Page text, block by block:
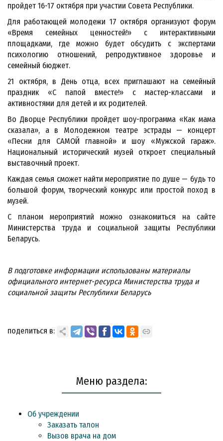
пройдет 16-17 октября при участии Совета Республики.
Для работающей молодежи 17 октября организуют форум
«Время семейных ценностей!» с интерактивными
площадками, где можно будет обсудить с экспертами
психологию отношений, репродуктивное здоровье и
семейный бюджет.
21 октября, в День отца, всех приглашают на семейный
праздник «С папой вместе!» с мастер-классами и
активностями для детей и их родителей.
Во Дворце Республики пройдет шоу-программа «Как мама
сказала», а в Молодежном театре эстрады — концерт
«Песни для САМОЙ главной» и шоу «Мужской гараж».
Национальный исторический музей откроет специальный
выставочный проект.
Каждая семья сможет найти мероприятие по душе — будь то
большой форум, творческий конкурс или простой поход в
музей.
С планом мероприятий можно ознакомиться на сайте
Министерства труда и социальной защиты Республики
Беларусь.
В подготовке информации использованы материалы
официального интернет-ресурса Министерства труда и
социальной защиты Республики Беларусь
поделиться в:
Меню раздела:
Об учреждении
Заказать талон
Вызов врача на дом